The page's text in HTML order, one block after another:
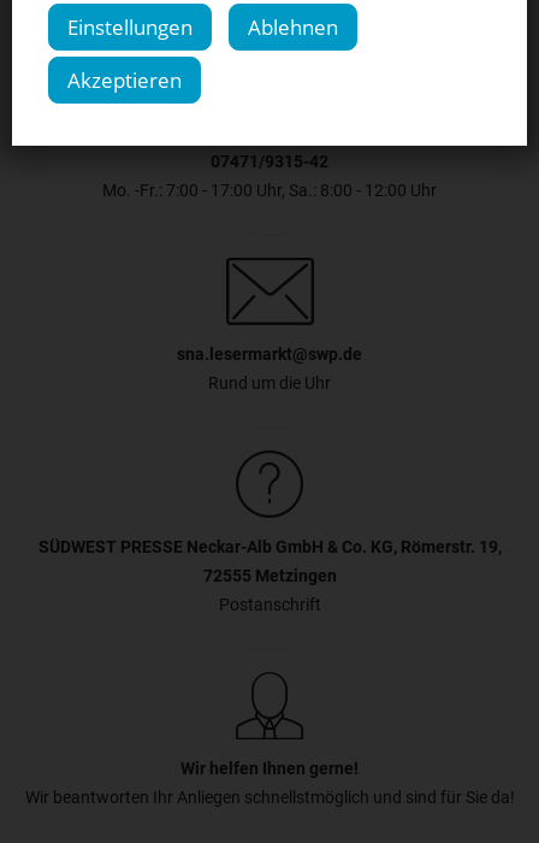
07471/9315-42
Mo. -Fr.: 7:00 - 17:00 Uhr, Sa.: 8:00 - 12:00 Uhr
sna.lesermarkt@swp.de
Rund um die Uhr
SÜDWEST PRESSE Neckar-Alb GmbH & Co. KG, Römerstr. 19,
72555 Metzingen
Postanschrift
Wir helfen Ihnen gerne!
Wir beantworten Ihr Anliegen schnellstmöglich und sind für Sie da!
Einstellungen
Ablehnen
Akzeptieren